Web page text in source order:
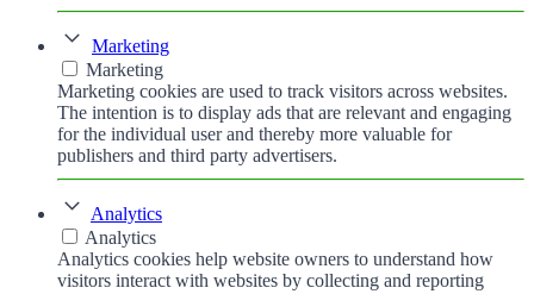
Marketing
Marketing
Marketing cookies are used to track visitors across websites.
The intention is to display ads that are relevant and engaging
for the individual user and thereby more valuable for
publishers and third party advertisers.
Analytics
Analytics
Analytics cookies help website owners to understand how
visitors interact with websites by collecting and reporting